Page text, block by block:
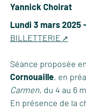
Yannick Choirat
Lundi 3 mars 2025
BILLETTERIE
Séance proposée
Cornouaille, en
Carmen, du 4 au 6
En présence de la